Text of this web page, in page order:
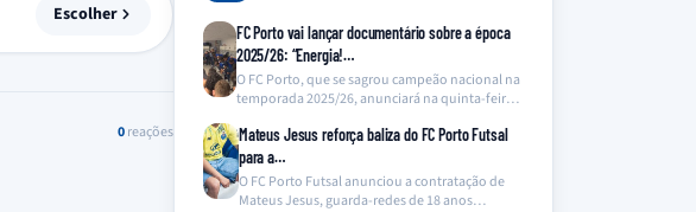
Escolher
0reações
FC Porto vai lançar documentário sobre a época
2025/26: “Energia!…
O FC Porto, que se sagrou campeão nacional na
temporada 2025/26, anunciará na quinta-feira o
Mateus Jesus reforça baliza do FC Porto Futsal
para a…
O FC Porto Futsal anunciou a contratação de
Mateus Jesus, guarda-redes de 18 anos